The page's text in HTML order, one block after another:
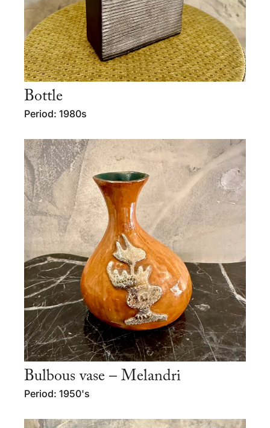
Bottle
Period: 1980s
Bulbous vase – Melandri
Period: 1950's